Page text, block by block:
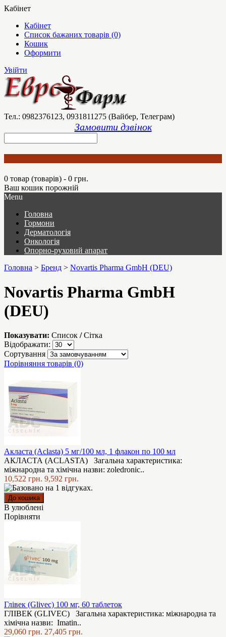
Кабінет
Кабінет
Список бажаних товарів (0)
Кошик
Оформити
Увійти
Тел.: 0982376123, 0931811275 (Вайбер, Телеграм)
Замовити дзвінок
0 товар (товарів) - 0 грн.
Ваш кошик порожній
Menu
Головна
Гормони
Дерматологія
Онкологія
Опорно-руховий апарат
Головна > Бренд > Novartis Pharma GmbH (DEU)
Novartis Pharma GmbH
(DEU)
Показувати: Список / Сітка
Відображати:
Сортування
Порівняння товарів (0)
Акласта (Aclasta) 5 мг/100 мл, 1 флакон по 100 мл
АКЛАСТА (ACLASTA) Загальна характеристика:
міжнародна та хімічна назви: zoledronic..
10,522 грн. 9,592 грн.
В улюблені
Порівняти
Глівек (Glivec) 100 мг, 60 таблеток
ГЛІВЕК (GLIVEC) Загальна характеристика: мiжнародна та
хiмiчна назви: Imatin..
29,060 грн. 27,405 грн.